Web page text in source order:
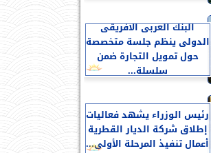
البنك العربى الافريقى
الدولى ينظم جلسة متخصصة
حول تمويل التجارة ضمن
سلسلة...
رئيس الوزراء يشهد فعاليات
إطلاق شركة الديار القطرية
أعمال تنفيذ المرحلة الأولى...